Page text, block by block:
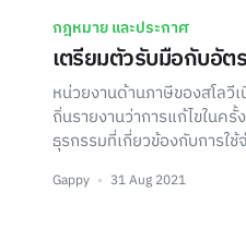
กฎหมาย และประกาศ
เตรียมตัวรับมือกับอัต
หน่วยงานด้านภาษีของสโลวี
ถิ่นรายงานว่าการแก้ไขในค
ธุรกรรมที่เกี่ยวข้องกับการใ
Gappy 31 Aug 2021